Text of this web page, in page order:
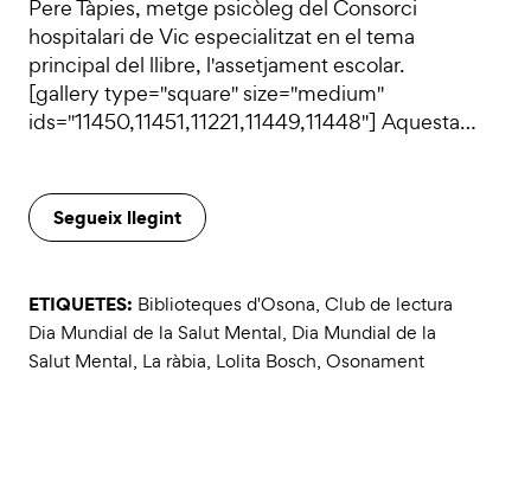
Pere Tàpies, metge psicòleg del Consorci
hospitalari de Vic especialitzat en el tema
principal del llibre, l'assetjament escolar.
[gallery type="square" size="medium"
ids="11450,11451,11221,11449,11448"] Aquesta…
Segueix llegint
ETIQUETES: Biblioteques d'Osona, Club de lectura
Dia Mundial de la Salut Mental, Dia Mundial de la
Salut Mental, La ràbia, Lolita Bosch, Osonament